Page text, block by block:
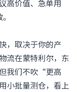
高价值、急单用
，取决于你的产
流在蒙特利尔，东
我们不吹“更高
小批量测仓，看上